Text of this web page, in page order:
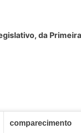
da
comparecimento